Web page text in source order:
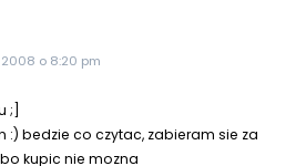
o 8:20 pm
;]
:) bedzie co czytac, zabieram sie za
kupic nie mozna